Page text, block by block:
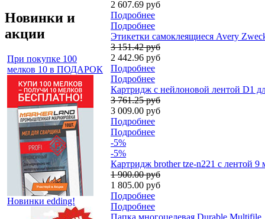
Новинки и
акции
При покупке 100
мелков 10 в ПОДАРОК
Новинки edding!
2 607.69 руб
Подробнее
Подробнее
Этикетки самоклеящиеся Avery
3 151.42 руб
2 442.96 руб
Подробнее
Подробнее
Картридж с нейлоновой лентой D1
3 761.25 руб
3 009.00 руб
Подробнее
Подробнее
-5%
-5%
Картридж brother tze-n221 с лентой
1 900.00 руб
1 805.00 руб
Подробнее
Подробнее